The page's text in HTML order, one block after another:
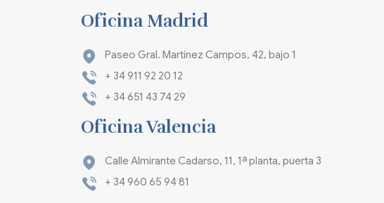
Oficina Madrid
Paseo Gral. Martínez Campos, 42, bajo 1
+ 34 911 92 20 12
+ 34 651 43 74 29
Oficina Valencia
Calle Almirante Cadarso, 11, 1ª planta, puerta 3
+ 34 960 65 94 81